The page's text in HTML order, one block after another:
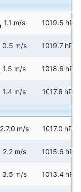
1.1 m/s 1019.5 hPa
0.5 m/s 1019.7 hPa
1.5 m/s 1018.6 hPa
1.4 m/s 1017.6 hPa
2.7.0 m/s 1017.0 hPa
2.2 m/s 1015.6 hPa
3.5 m/s 1013.4 hPa